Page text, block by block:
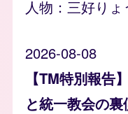
人物： 三好りょ
2026-08-08
【TM特別報告
と統一教会の